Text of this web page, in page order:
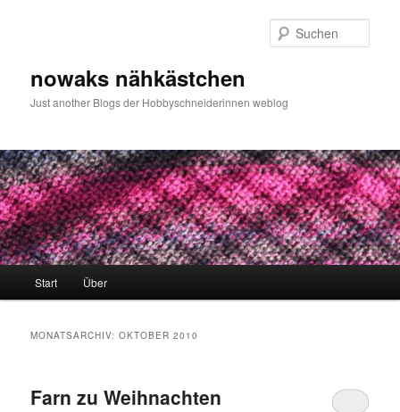
nowaks nähkästchen
Just another Blogs der Hobbyschneiderinnen weblog
Start Über
MONATSARCHIV:OKTOBER 2010
Farn zu Weihnachten